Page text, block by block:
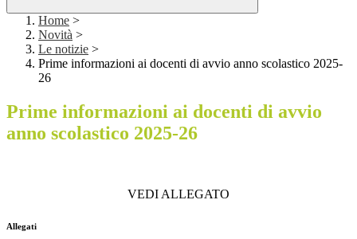
Home >
Novità >
Le notizie >
Prime informazioni ai docenti di avvio anno scolastico 2025-
26
Prime informazioni ai docenti di avvio
anno scolastico 2025-26
VEDI ALLEGATO
Allegati